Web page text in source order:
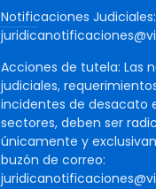
Notificaciones Judiciales:
Acciones de tutela: Las
judiciales,
incidentes de desacato
sectores, deben ser
únicamente y
buzón de correo: